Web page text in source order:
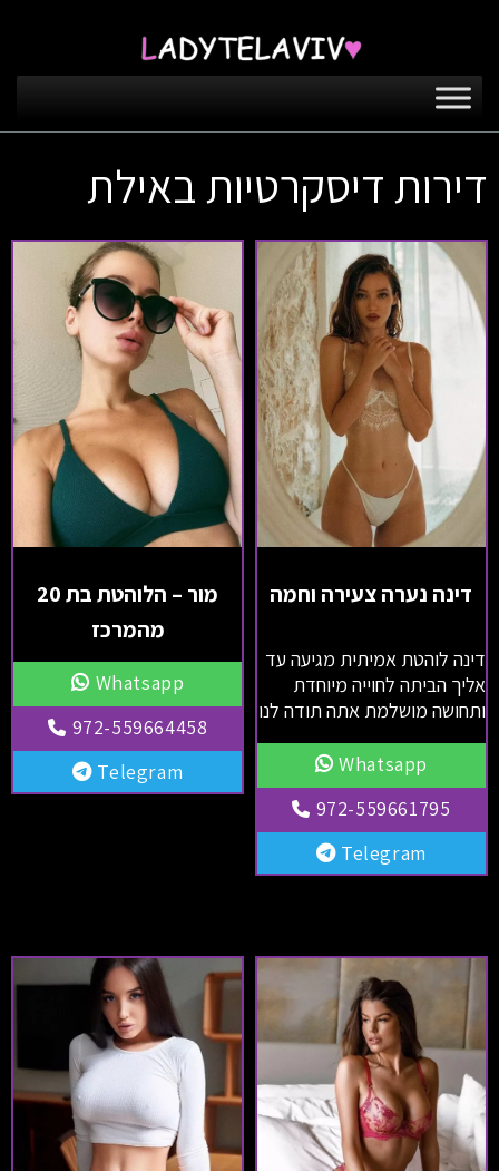
דירות דיסקרטיות באילת
דינה נערה צעירה וחמה
דינה לוהטת אמיתית מגיעה עד
אליך הביתה לחוייה מיוחדת
ותחושה מושלמת אתה תודה לנו
Whatsapp
972-559661795
Telegram
מור – הלוהטת בת 20
מהמרכז
Whatsapp
972-559664458
Telegram